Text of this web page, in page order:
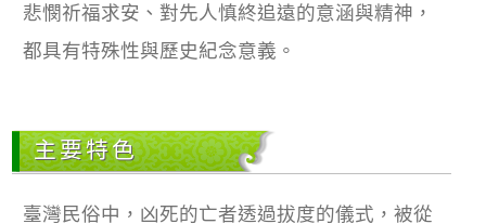
悲憫祈福求安、對先人慎終追遠的意涵與精神，
都具有特殊性與歷史紀念意義。
主要特色
臺灣民俗中，凶死的亡者透過拔度的儀式，被從